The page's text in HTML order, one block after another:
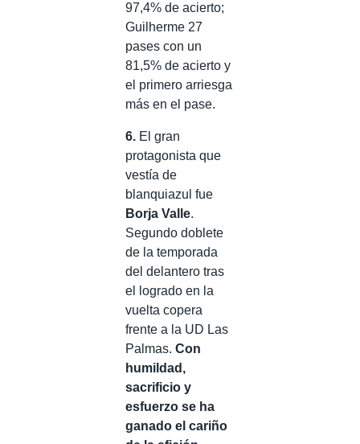
97,4% de acierto;
Guilherme 27
pases con un
81,5% de acierto y
el primero arriesga
más en el pase.
6. El gran
protagonista que
vestía de
blanquiazul fue
Borja Valle.
Segundo doblete
de la temporada
del delantero tras
el logrado en la
vuelta copera
frente a la UD Las
Palmas. Con
humildad,
sacrificio y
esfuerzo se ha
ganado el cariño